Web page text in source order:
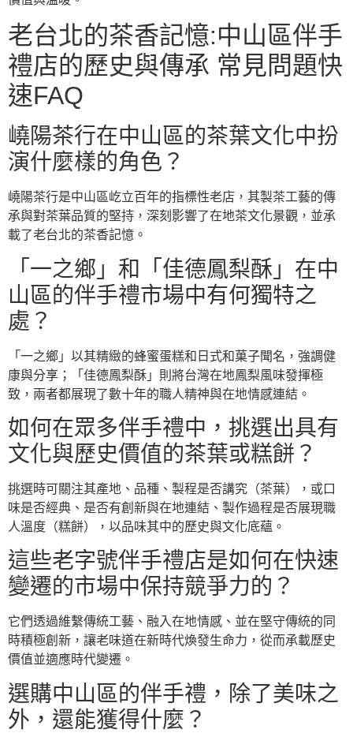
老台北的茶香記憶:中山區伴手
禮店的歷史與傳承 常見問題快
速FAQ
嶢陽茶行在中山區的茶葉文化中扮
演什麼樣的角色？
嶢陽茶行是中山區屹立百年的指標性老店，其製茶工藝的傳
承與對茶葉品質的堅持，深刻影響了在地茶文化景觀，並承
載了老台北的茶香記憶。
「一之鄉」和「佳德鳳梨酥」在中
山區的伴手禮市場中有何獨特之
處？
「一之鄉」以其精緻的蜂蜜蛋糕和日式和菓子聞名，強調健
康與分享；「佳德鳳梨酥」則將台灣在地鳳梨風味發揮極
致，兩者都展現了數十年的職人精神與在地情感連結。
如何在眾多伴手禮中，挑選出具有
文化與歷史價值的茶葉或糕餅？
挑選時可關注其產地、品種、製程是否講究（茶葉），或口
味是否經典、是否有創新與在地連結、製作過程是否展現職
人溫度（糕餅），以品味其中的歷史與文化底蘊。
這些老字號伴手禮店是如何在快速
變遷的市場中保持競爭力的？
它們透過維繫傳統工藝、融入在地情感、並在堅守傳統的同
時積極創新，讓老味道在新時代煥發生命力，從而承載歷史
價值並適應時代變遷。
選購中山區的伴手禮，除了美味之
外，還能獲得什麼？